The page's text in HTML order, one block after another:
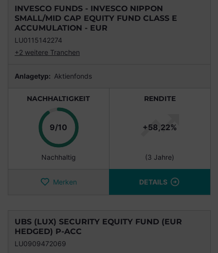
INVESCO FUNDS - INVESCO NIPPON
SMALL/MID CAP EQUITY FUND CLASS E
ACCUMULATION - EUR
LU0115142274
+2 weitere Tranchen
Anlagetyp: Aktienfonds
NACHHALTIGKEIT
9/10 Punkte
Nachhaltig
RENDITE
+58,22%
(3 Jahre)
Merken DETAILS
UBS (LUX) SECURITY EQUITY FUND (EUR
HEDGED) P-ACC
LU0909472069